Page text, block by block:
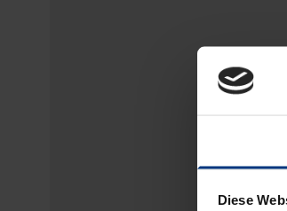
Diese